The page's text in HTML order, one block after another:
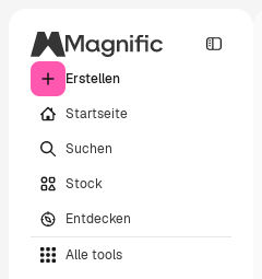
Erstellen
Startseite
Suchen
Stock
Entdecken
Alle tools